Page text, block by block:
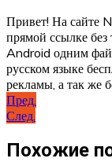
Привет! На сайте
прямой ссылке
Android одним
русском языке
рекламы, а так же
Навигация
по
записям
Пред.
След.
Похожие